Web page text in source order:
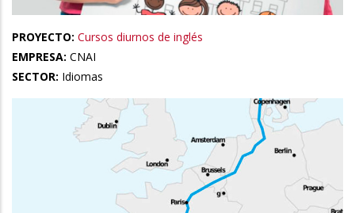
PROYECTO: Cursos diurnos de inglés
EMPRESA: CNAI
SECTOR: Idiomas